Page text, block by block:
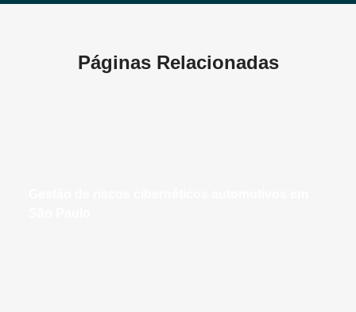
Páginas Relacionadas